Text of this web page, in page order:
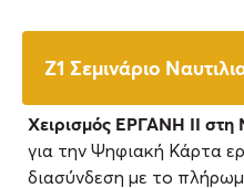
Χειρισμός ΕΡΓΑΝΗ ΙΙ στη
για την Ψηφιακή Κάρτα
διασύνδεση με το